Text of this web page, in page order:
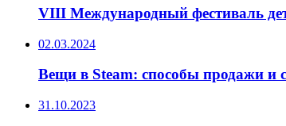
VIII Международный фестиваль
02.03.2024
Вещи в Steam: способы продажи и
31.10.2023